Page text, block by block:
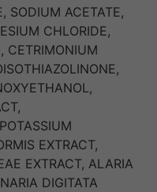
SODIUM ACETATE,
CHLORIDE,
CETRIMONIUM
EXTRACT,
EXTRACT, ALARIA
DIGITATA